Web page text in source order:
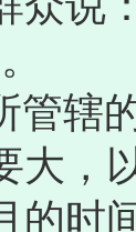
辖的
大，
的时